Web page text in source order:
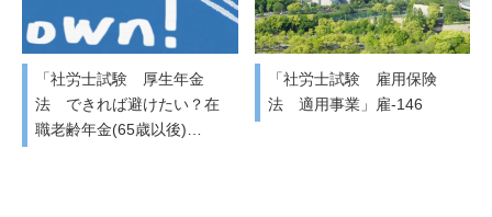
「社労士試験 厚生年金
法 できれば避けたい？在
職老齢年金(65歳以後)…
「社労士試験 雇用保険
法 適用事業」雇-146